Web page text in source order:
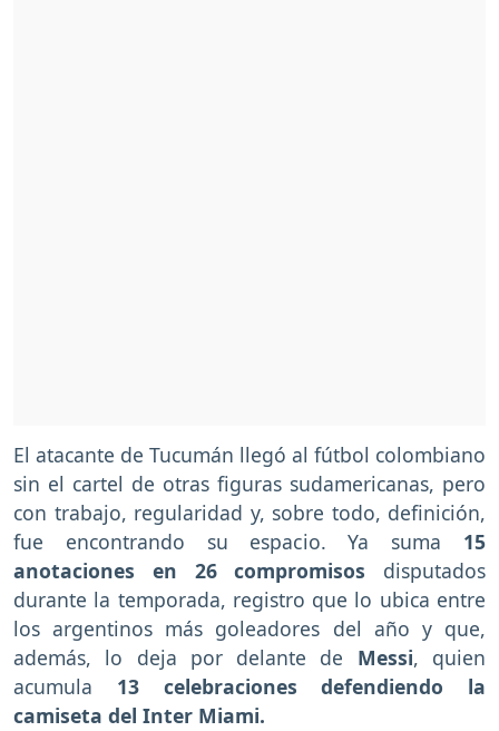
El atacante de Tucumán llegó al fútbol colombiano
sin el cartel de otras figuras sudamericanas, pero
con trabajo, regularidad y, sobre todo, definición,
fue encontrando su espacio. Ya suma 15
anotaciones en 26 compromisos disputados
durante la temporada, registro que lo ubica entre
los argentinos más goleadores del año y que,
además, lo deja por delante de Messi, quien
acumula 13 celebraciones defendiendo la
camiseta del Inter Miami.